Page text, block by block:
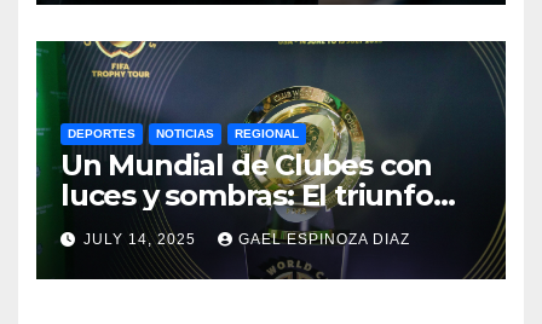
DEPORTES NOTICIAS REGIONAL
Un Mundial de Clubes con
luces y sombras: El triunfo
del Chelsea y las lecciones
del torneo
JULY 14, 2025 GAEL ESPINOZA DIAZ